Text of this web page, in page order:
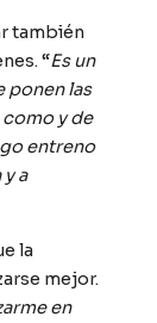
también
“Es un
ponen las
como y de
entreno
a
la
mejor.
en